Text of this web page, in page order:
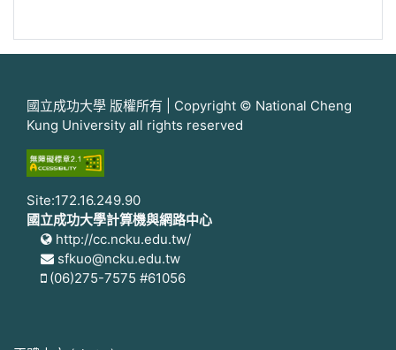
國立成功大學 版權所有 | Copyright © National Cheng
Kung University all rights reserved
Site:172.16.249.90
國立成功大學計算機與網路中心
http://cc.ncku.edu.tw/
sfkuo@ncku.edu.tw
(06)275-7575 #61056